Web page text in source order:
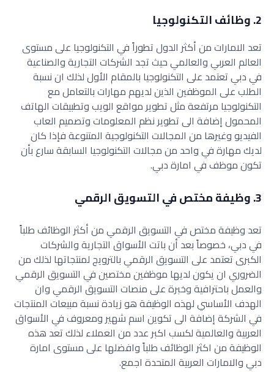
2. وظائف التكنولوجيا
تعد الامارات من أكثر الدول تطوراً في التكنولوجيا على مستوى
العالم العربي والعالمي حيث تجد الشركات التجارية والصناعية
في دبي تعتمد على التكنولوجيا بالمقام الأول لذلك ان نسبة
الطلب على الموظفين الذين لديهم مهارات بالتعامل مع
التكنولوجيا مرتفعة مثل تطوير مواقع الويب وتطبيقات الهاتف
المحمول إضافة الى تطوير نظم المعلومات وتصميم العاب
الفيديو وغيرها من المجالات التكنولوجية المتنوعة فإذا كان
لديك مهارة في واحد من مجالات التكنولوجيا السابقة سارع بأن
تكون موظف في امارة دبي.
3. وظيفة مختص في التسويق الرقمي
تعد وظيفة مختص في التسويق الرقمي من أكثر الوظائف طلباً
في دبي، خصوصاً بعد أن باتت الأسواق التجارية والشركات
الكبرى تعتمد على التسويق الرقمي بالترويج لمنتجاتها لذلك من
الضروري ان يكون لديها موظفين مختصين في التسويق الرقمي
والعمل باحترافية وخبرة على منصات التسويق الرقمي وان
الهدف الأساسي لهذه الوظيفة هو زيادة نسبة مبيعات المنتجات
في الشركة إضافة الى تكوين اسم شهير ومعروف في الأسواق
العربية والعالمية لكسب اكبر عدد من العملاء لذلك تعد هذه
الوظيفة من اكثر الوظائف طلباً وافضلها على مستوى امارة
دبي والامارات العربية المتحدة اجمع.